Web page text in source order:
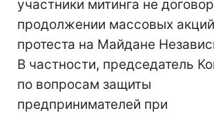
участники митинга не
продолжении массовых акций
протеста на Майдане
В частности, председатель
по вопросам защиты
предпринимателей при